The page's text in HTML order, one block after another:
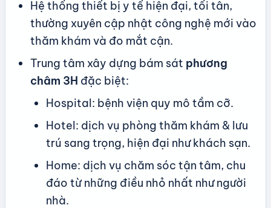
Hệ thống thiết bị y tế hiện đại, tối tân,
thường xuyên cập nhật công nghệ mới vào
thăm khám và đo mắt cận.
Trung tâm xây dựng bám sát phương
châm 3H đặc biệt:
Hospital: bệnh viện quy mô tầm cỡ.
Hotel: dịch vụ phòng thăm khám & lưu
trú sang trọng, hiện đại như khách sạn.
Home: dịch vụ chăm sóc tận tâm, chu
đáo từ những điều nhỏ nhất như người
nhà.